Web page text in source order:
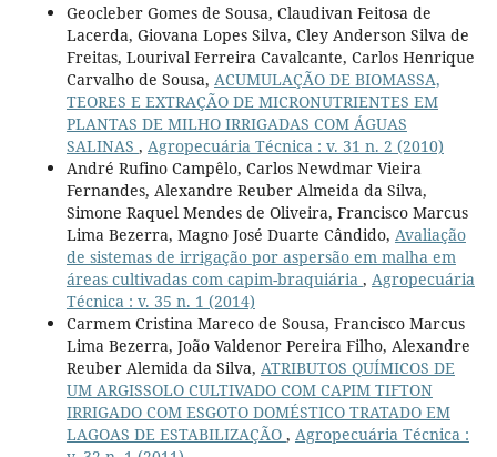
Geocleber Gomes de Sousa, Claudivan Feitosa de
Lacerda, Giovana Lopes Silva, Cley Anderson Silva de
Freitas, Lourival Ferreira Cavalcante, Carlos Henrique
Carvalho de Sousa, ACUMULAÇÃO DE BIOMASSA,
TEORES E EXTRAÇÃO DE MICRONUTRIENTES EM
PLANTAS DE MILHO IRRIGADAS COM ÁGUAS
SALINAS , Agropecuária Técnica : v. 31 n. 2 (2010)
André Rufino Campêlo, Carlos Newdmar Vieira
Fernandes, Alexandre Reuber Almeida da Silva,
Simone Raquel Mendes de Oliveira, Francisco Marcus
Lima Bezerra, Magno José Duarte Cândido, Avaliação
de sistemas de irrigação por aspersão em malha em
áreas cultivadas com capim-braquiária , Agropecuária
Técnica : v. 35 n. 1 (2014)
Carmem Cristina Mareco de Sousa, Francisco Marcus
Lima Bezerra, João Valdenor Pereira Filho, Alexandre
Reuber Alemida da Silva, ATRIBUTOS QUÍMICOS DE
UM ARGISSOLO CULTIVADO COM CAPIM TIFTON
IRRIGADO COM ESGOTO DOMÉSTICO TRATADO EM
LAGOAS DE ESTABILIZAÇÃO , Agropecuária Técnica :